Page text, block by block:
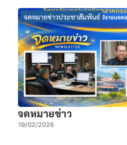
จดหมายข่าวประชาสัมพันธ์
จดหมายข่าว
19/02/2026